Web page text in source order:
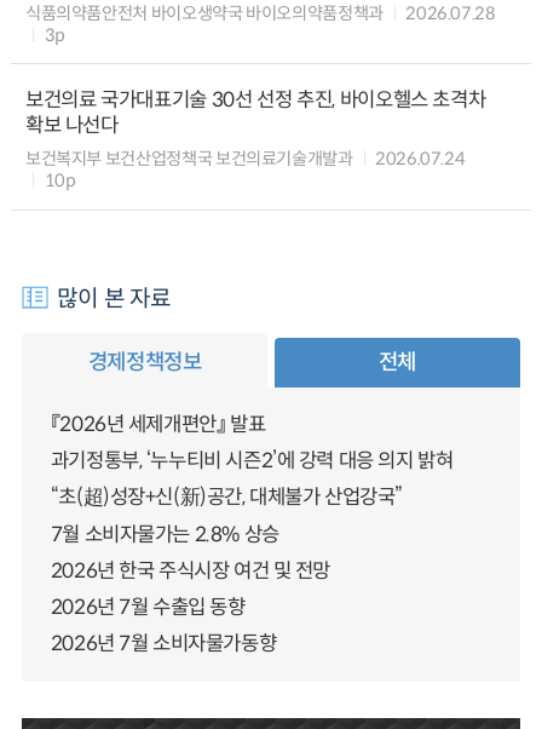
식품의약품안전처 바이오생약국 바이오의약품정책과
2026.07.28
3p
보건의료 국가대표기술 30선 선정 추진, 바이오헬스 초격차
확보 나선다
보건복지부 보건산업정책국 보건의료기술개발과
2026.07.24
10p
많이 본 자료
경제정책정보 전체
『2026년 세제개편안』 발표
과기정통부, ‘누누티비 시즌2’에 강력 대응 의지 밝혀
“초(超)성장+신(新)공간, 대체불가 산업강국”
7월 소비자물가는 2.8% 상승
2026년 한국 주식시장 여건 및 전망
2026년 7월 수출입 동향
2026년 7월 소비자물가동향